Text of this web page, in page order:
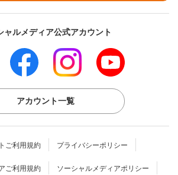
ャルメディア公式アカウント
アカウント一覧
ご利用規約 プライバシーポリシー
ご利用規約 ソーシャルメディアポリシー